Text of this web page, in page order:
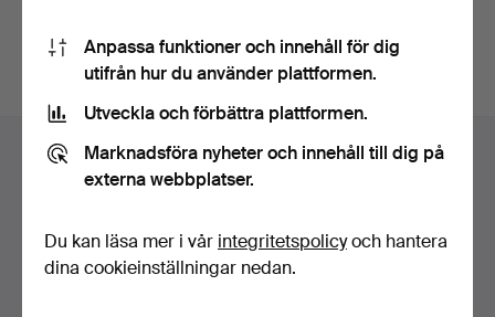
Sidfotsnavigation
Hjälp och kontakt
Kontakta support
Betalningsalternativ
Vi skickar med
Anpassa funktioner och innehåll för dig
utifrån hur du använder plattformen.
Utveckla och förbättra plattformen.
Marknadsföra nyheter och innehåll till dig på
externa webbplatser.
Du kan läsa mer i vår integritetspolicyoch hantera
dina cookieinställningar nedan.